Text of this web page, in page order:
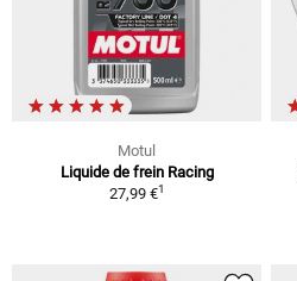
Motul
Liquide de frein Racing
27,99 €1